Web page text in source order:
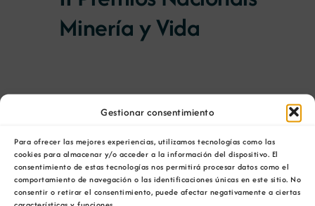
Gestionar consentimiento
Para ofrecer las mejores experiencias, utilizamos tecnologías como las
cookies para almacenar y/o acceder a la información del dispositivo. El
consentimiento de estas tecnologías nos permitirá procesar datos como el
comportamiento de navegación o las identificaciones únicas en este sitio. No
consentir o retirar el consentimiento, puede afectar negativamente a ciertas
Xuño
Minería y Vida
terra’ na Coruña
3 de Xuño 00:00/16 de Xuño 23:59